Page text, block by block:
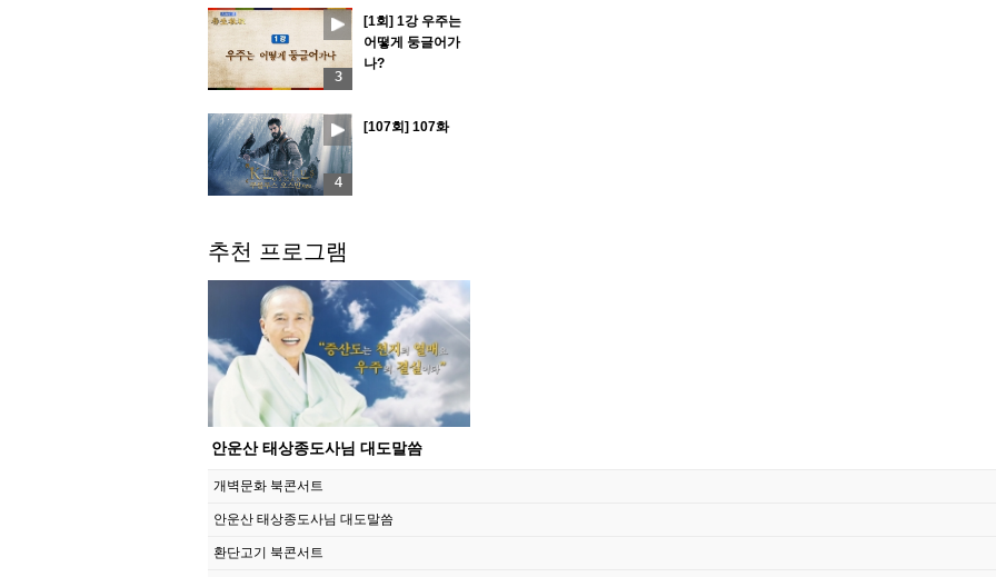
3
[1회] 1강 우주는
어떻게 둥글어가
나?
4
[107회] 107화
추천 프로그램
안운산 태상종도사님 대도말씀
개벽문화 북콘서트
안운산 태상종도사님 대도말씀
환단고기 북콘서트